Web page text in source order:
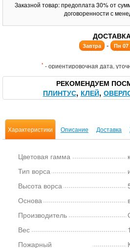
Заказной товар: предоплата 30% от
договоренности с
Завтра - Пн 07
* - ориентировочная дата,
РЕКОМЕНДУЕМ
ПЛИНТУС КЛЕЙ
Характеристики Описание Доставка
Цветовая гамма
Тип ворса
Высота ворса
Основа
Производитель
Вес
Пожарный